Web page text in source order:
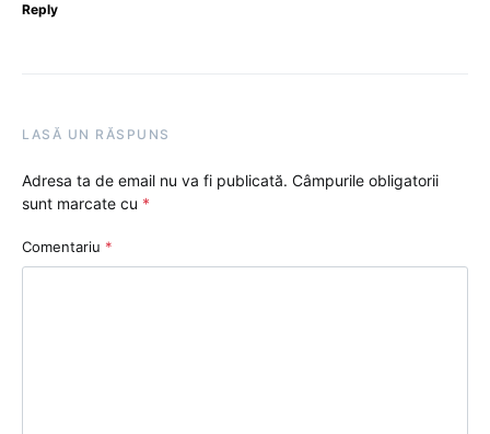
Reply
LASĂ UN RĂSPUNS
Adresa ta de email nu va fi publicată. Câmpurile obligatorii
sunt marcate cu *
Comentariu *